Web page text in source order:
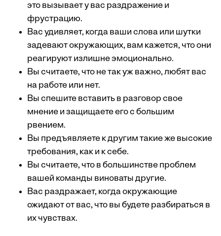
это вызывает у вас раздражение и
фрустрацию.
Вас удивляет, когда ваши слова или шутки
задевают окружающих, вам кажется, что они
реагируют излишне эмоционально.
Вы считаете, что не так уж важно, любят вас
на работе или нет.
Вы спешите вставить в разговор свое
мнение и защищаете его с большим
рвением.
Вы предъявляете к другим такие же высокие
требования, как и к себе.
Вы считаете, что в большинстве проблем
вашей команды виноваты другие.
Вас раздражает, когда окружающие
ожидают от вас, что вы будете разбираться в
их чувствах.